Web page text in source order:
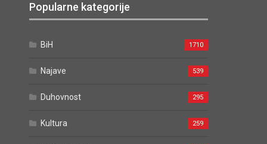
Popularne kategorije
BiH 1710
Najave 539
Duhovnost 295
Kultura 259